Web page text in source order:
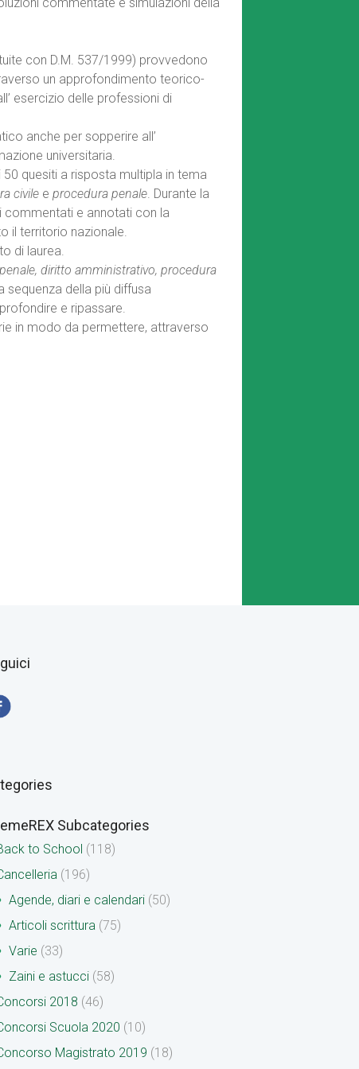
con D.M. 537/1999) provvedono
un approfondimento teorico-
esercizio delle professioni di
anche per sopperire all’
universitaria.
quesiti a risposta multipla in tema
civile e procedura penale. Durante la
e annotati con la
il territorio nazionale.
di laurea.
diritto amministrativo, procedura
sequenza della più diffusa
e ripassare.
in modo da permettere, attraverso
Subcategories
to School (118)
(196)
Agende, diari e calendari (50)
Articoli scrittura (75)
Varie (33)
Zaini e astucci (58)
2018 (46)
Scuola 2020 (10)
Magistrato 2019 (18)